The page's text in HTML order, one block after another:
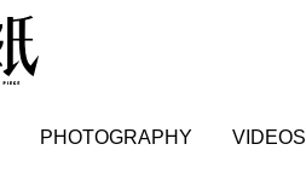
PHOTOGRAPHY VIDEOS